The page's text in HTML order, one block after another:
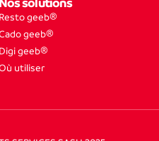
Resto geeb®
geeb®
Digi geeb®
utiliser